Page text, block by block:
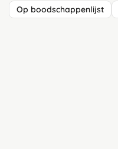
Op boodschappenlijst